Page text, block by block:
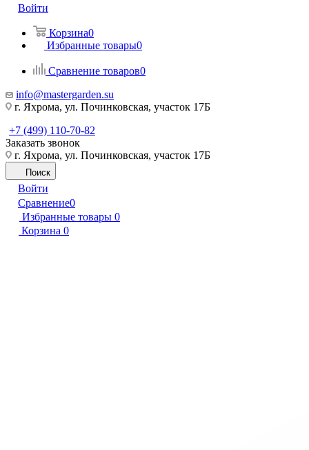
Войти
Корзина0
Избранные товары0
Сравнение товаров0
info@mastergarden.su
г. Яхрома, ул. Починковская, участок 17Б
+7 (499) 110-70-82
Заказать звонок
г. Яхрома, ул. Починковская, участок 17Б
Поиск
Войти
Сравнение0
Избранные товары 0
Корзина 0